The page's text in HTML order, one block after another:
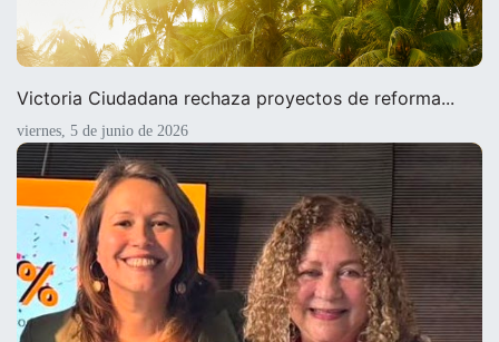
Victoria Ciudadana rechaza proyectos de reforma...
viernes, 5 de junio de 2026